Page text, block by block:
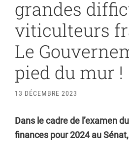
grandes
viticulteurs
Le
pied du mur !
13 DÉCEMBRE 2023
Dans le cadre de l’examen
finances pour 2024 au